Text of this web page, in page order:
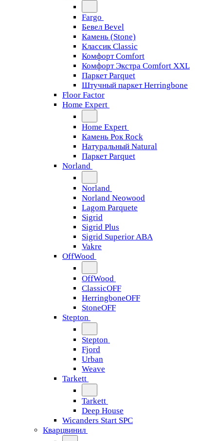
Fargo
Бевел Bevel
Камень (Stone)
Классик Classic
Комфорт Comfort
Комфорт Экстра Comfort XXL
Паркет Parquet
Штучный паркет Herringbone
Floor Factor
Home Expert
Home Expert
Камень Рок Rock
Натуральный Natural
Паркет Parquet
Norland
Norland
Norland Neowood
Lagom Parquete
Sigrid
Sigrid Plus
Sigrid Superior ABA
Vakre
OffWood
OffWood
ClassicOFF
HerringboneOFF
StoneOFF
Stepton
Stepton
Fjord
Urban
Weave
Tarkett
Tarkett
Deep House
Wicanders Start SPC
Кварцвинил